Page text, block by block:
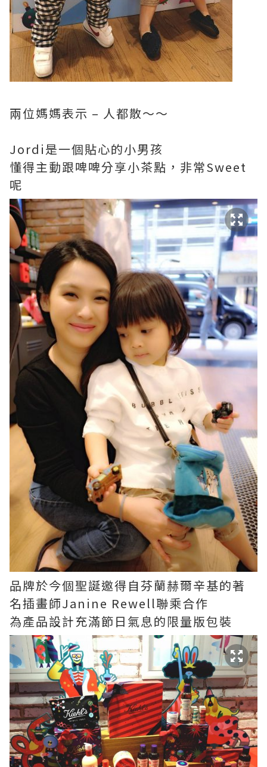
兩位媽媽表示 – 人都散～～
Jordi是一個貼心的小男孩
懂得主動跟啤啤分享小茶點，非常Sweet
呢
品牌於今個聖誕邀得自芬蘭赫爾辛基的著
名插畫師Janine Rewell聯乘合作
為產品設計充滿節日氣息的限量版包裝